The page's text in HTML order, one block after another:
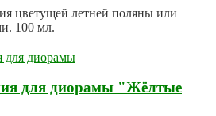
цветущей летней поляны или
100 мл.
для диорамы "Жёлтые